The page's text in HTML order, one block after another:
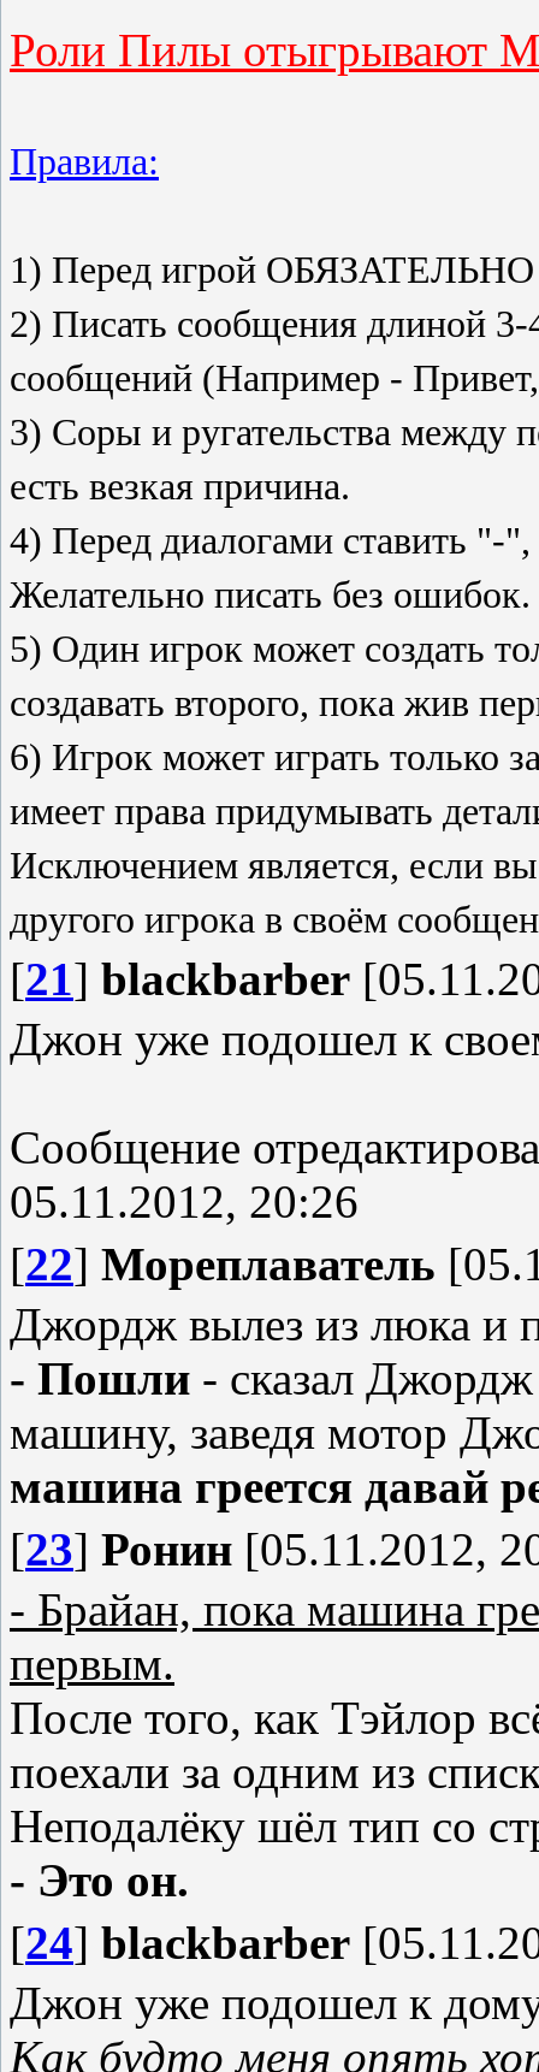
Роли Пилы отыгрывают
Правила:
1) Перед игрой ОБЯЗАТЕЛЬНО
2) Писать сообщения длиной
сообщений (Например -
3) Соры и ругательства между
есть везкая причина.
4) Перед диалогами ставить "-
Желательно писать без ошибок.
5) Один игрок может создать
создавать второго, пока жив
6) Игрок может играть только
имеет права придумывать
Исключением является, если
другого игрока в своём
[21] blackbarber
Джон уже подошел к
Сообщение
05.11.2012, 20:26
[22] Мореплаватель
Джордж вылез из люка и
- Пошли - сказал
машину, заведя мотор
машина греется давай
[23] Ронин [05.11.2012,
- Брайан, пока машина
первым.
После того, как Тэйлор
поехали за одним из
Неподалёку шёл тип со
- Это он.
[24] blackbarber
Джон уже подошел к
Как будто меня опять